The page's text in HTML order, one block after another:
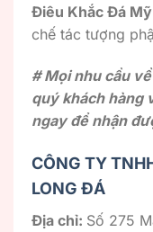
Điêu Khắc Đá
chế tác tượng
# Mọi nhu cầu
quý khách hàng
ngay để nhận
CÔNG TY
LONG ĐÁ
Địa chỉ: Số 275